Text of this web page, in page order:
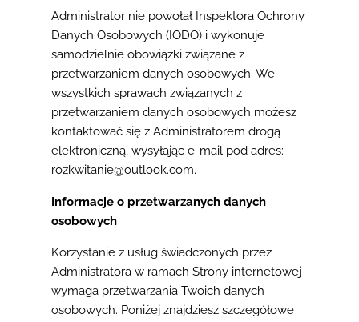
Administrator nie powołał Inspektora Ochrony
Danych Osobowych (IODO) i wykonuje
samodzielnie obowiązki związane z
przetwarzaniem danych osobowych. We
wszystkich sprawach związanych z
przetwarzaniem danych osobowych możesz
kontaktować się z Administratorem drogą
elektroniczną, wysyłając e-mail pod adres:
rozkwitanie@outlook.com.
Informacje o przetwarzanych danych
osobowych
Korzystanie z usług świadczonych przez
Administratora w ramach Strony internetowej
wymaga przetwarzania Twoich danych
osobowych. Poniżej znajdziesz szczegółowe